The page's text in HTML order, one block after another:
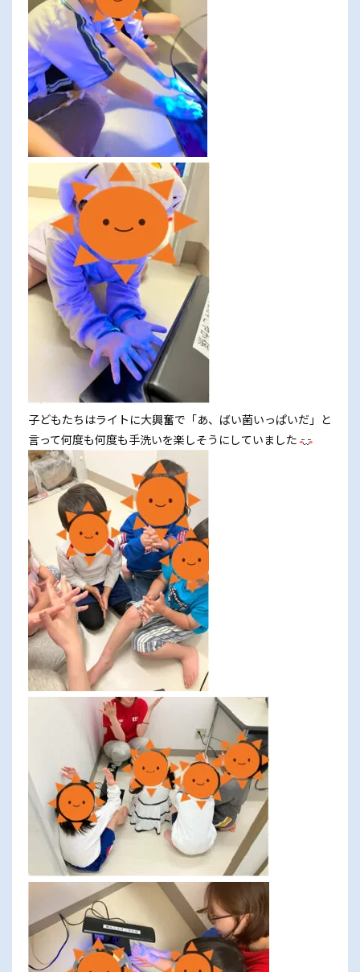
子どもたちはライトに大興奮で「あ、ばい菌いっぱいだ」と
言って何度も何度も手洗いを楽しそうにしていました